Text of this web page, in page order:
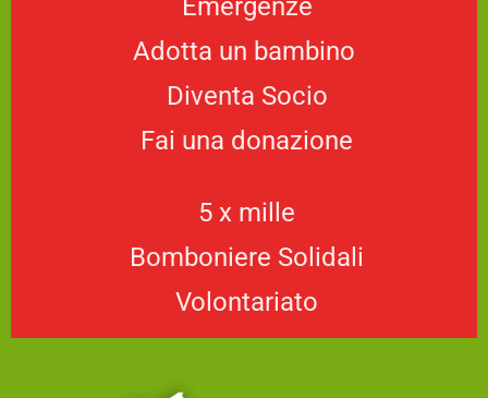
Emergenze
Adotta un bambino
Diventa Socio
Fai una donazione
5 x mille
Bomboniere Solidali
Volontariato